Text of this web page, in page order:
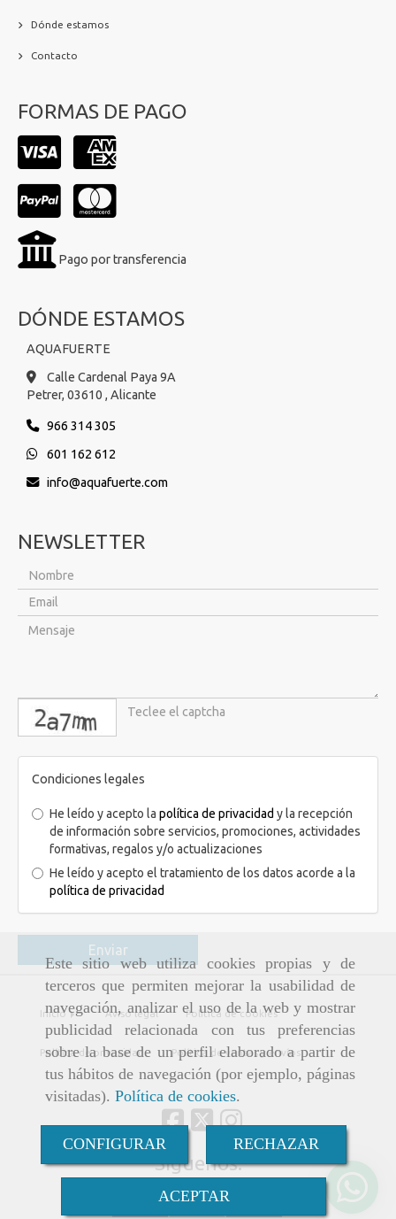
Este sitio web utiliza cookies propias y de
terceros que permiten mejorar la usabilidad de
navegación, analizar el uso de la web y mostrar
publicidad relacionada con tus preferencias
sobre la base de un perfil elaborado a partir de
tus hábitos de navegación (por ejemplo, páginas
visitadas). Política de cookies.
CONFIGURAR RECHAZAR
ACEPTAR
Dónde estamos
Contacto
FORMAS DE PAGO
Pago por transferencia
DÓNDE ESTAMOS
AQUAFUERTE
Calle Cardenal Paya 9A
Petrer, 03610 , Alicante
966 314 305
601 162 612
info
aquafuerte.com
NEWSLETTER
captcha
Condiciones legales
He leído y acepto la política de privacidad y la recepción
de información sobre servicios, promociones, actividades
formativas, regalos y/o actualizaciones
He leído y acepto el tratamiento de los datos acorde a la
política de privacidad
Enviar
Inicio Aviso legal Política de cookies
Política de privacidad Política de ventas y envíos
Síguenos: